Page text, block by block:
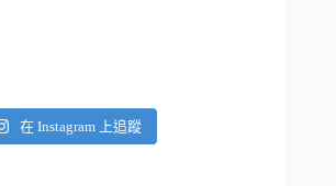
在 Instagram 上追蹤